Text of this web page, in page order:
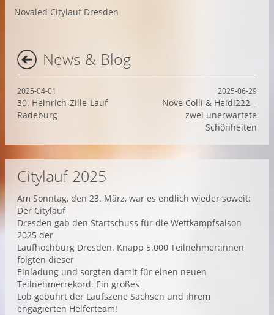
Novaled Citylauf Dresden
News & Blog
2025-06-29
Nove Colli & Heidi222 –
zwei unerwartete
Schönheiten
2025-04-01
30. Heinrich-Zille-Lauf
Radeburg
Citylauf 2025
Am Sonntag, den 23. März, war es endlich wieder soweit:
Der Citylauf
Dresden gab den Startschuss für die Wettkampfsaison
2025 der
Laufhochburg Dresden. Knapp 5.000 Teilnehmer:innen
folgten dieser
Einladung und sorgten damit für einen neuen
Teilnehmerrekord. Ein großes
Lob gebührt der Laufszene Sachsen und ihrem
engagierten Helferteam!